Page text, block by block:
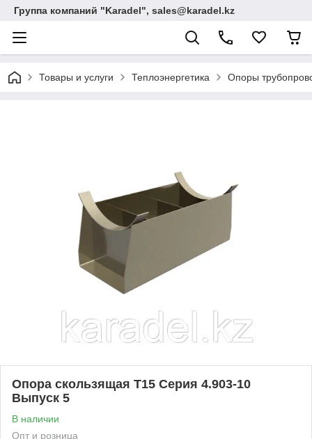
Группа компаний "Karadel", sales@karadel.kz
Товары и услуги Теплоэнергетика Опоры
Опора скользящая Т15 Серия 4.903-10
Выпуск 5
В наличии
Опт и розница